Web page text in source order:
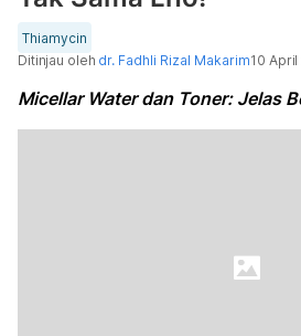
Thiamycin
Ditinjau oleh dr. Fadhli Rizal Makarim10
Micellar Water dan Toner: Jelas